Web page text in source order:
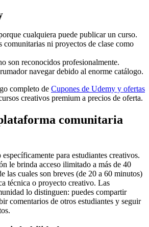
cualquiera puede publicar un curso.
comunitarias ni proyectos de clase como
son reconocidos profesionalmente.
navegar debido al enorme catálogo.
completo de Cupones de Udemy y ofertas
creativos premium a precios de oferta.
comunitaria
para estudiantes creativos.
le brinda acceso ilimitado a más de 40
las cuales son breves (de 20 a 60 minutos)
técnica o proyecto creativo. Las
lo distinguen: puedes compartir
comentarios de otros estudiantes y seguir